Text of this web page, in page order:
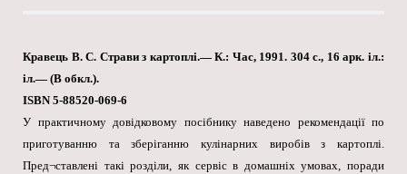
Кравець В. С. Страви з картоплі.— К.: Час, 1991. 304 с., 16 арк. іл.:
іл.— (В обкл.).
ISBN 5-88520-069-6
У практичному довідковому посібнику наведено рекомендації по
приготуванню та зберіганню кулінарних виробів з картоплі.
Пред¬ставлені такі розділи, як сервіс в домашніх умовах, поради